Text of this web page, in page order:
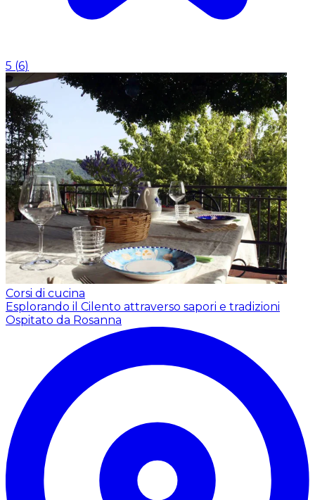
5 (6)
Corsi di cucina
Esplorando il Cilento attraverso sapori e tradizioni
Ospitato da Rosanna